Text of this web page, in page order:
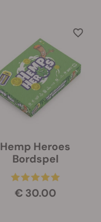
Hemp Heroes
Bordspel
€ 30.00